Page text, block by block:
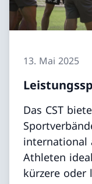
13. Mai 2025
Das CST
international
Athleten
kürzere oder